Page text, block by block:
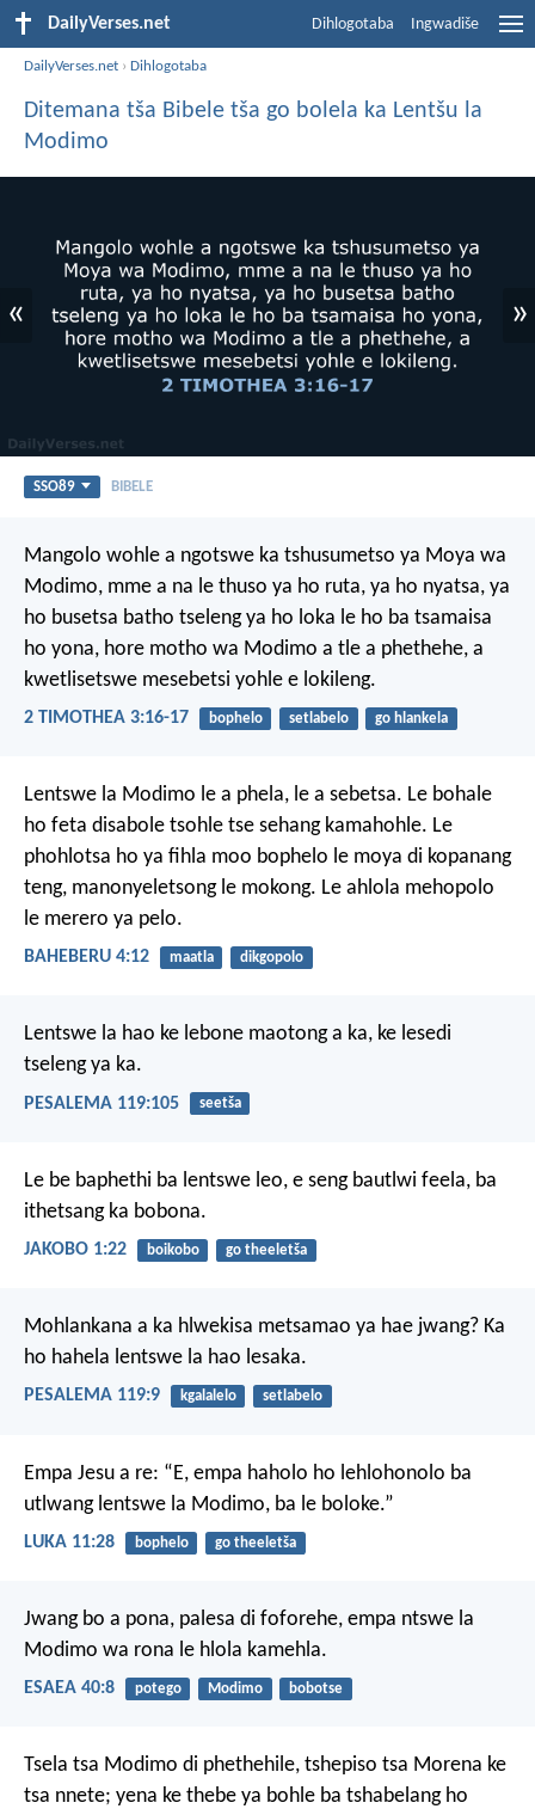
DailyVerses.net Dihlogotaba Ingwadiše
DailyVerses.net ›Dihlogotaba
Ditemana tša Bibele tša go bolela ka Lentšu la
Modimo
« »
SSO89 BIBELE
Mangolo wohle a ngotswe ka tshusumetso ya Moya wa
Modimo, mme a na le thuso ya ho ruta, ya ho nyatsa, ya
ho busetsa batho tseleng ya ho loka le ho ba tsamaisa
ho yona, hore motho wa Modimo a tle a phethehe, a
kwetlisetswe mesebetsi yohle e lokileng.
2 TIMOTHEA 3:16-17 bophelo setlabelo go hlankela
Lentswe la Modimo le a phela, le a sebetsa. Le bohale
ho feta disabole tsohle tse sehang kamahohle. Le
phohlotsa ho ya fihla moo bophelo le moya di kopanang
teng, manonyeletsong le mokong. Le ahlola mehopolo
le merero ya pelo.
BAHEBERU 4:12 maatla dikgopolo
Lentswe la hao ke lebone maotong a ka, ke lesedi
tseleng ya ka.
PESALEMA 119:105 seetša
Le be baphethi ba lentswe leo, e seng bautlwi feela, ba
ithetsang ka bobona.
JAKOBO 1:22 boikobo go theeletša
Mohlankana a ka hlwekisa metsamao ya hae jwang? Ka
ho hahela lentswe la hao lesaka.
PESALEMA 119:9 kgalalelo setlabelo
Empa Jesu a re: “E, empa haholo ho lehlohonolo ba
utlwang lentswe la Modimo, ba le boloke.”
LUKA 11:28 bophelo go theeletša
Jwang bo a pona, palesa di foforehe, empa ntswe la
Modimo wa rona le hlola kamehla.
ESAEA 40:8 potego Modimo bobotse
Tsela tsa Modimo di phethehile, tshepiso tsa Morena ke
tsa nnete; yena ke thebe ya bohle ba tshabelang ho